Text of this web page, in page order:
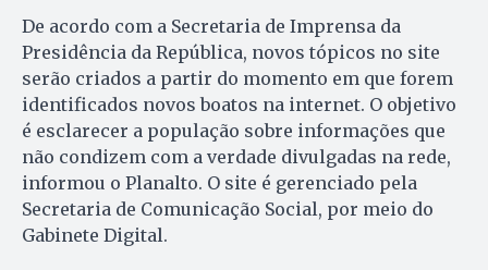
De acordo com a Secretaria de Imprensa da
Presidência da República, novos tópicos no site
serão criados a partir do momento em que forem
identificados novos boatos na internet. O objetivo
é esclarecer a população sobre informações que
não condizem com a verdade divulgadas na rede,
informou o Planalto. O site é gerenciado pela
Secretaria de Comunicação Social, por meio do
Gabinete Digital.